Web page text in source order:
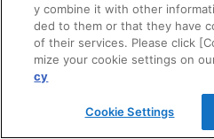
動画
シミュレーションツール
24時間換気システム〈エアスマ
y combine it with other
ded to them or that they have
of their services. Please click
mize your cookie settings on
cy
Cookie Settings